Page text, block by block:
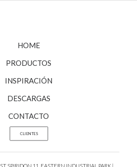
HOME
PRODUCTOS
INSPIRACIÓN
DESCARGAS
CONTACTO
CLIENTES